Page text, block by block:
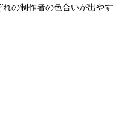
の制作者の色合いが出やす